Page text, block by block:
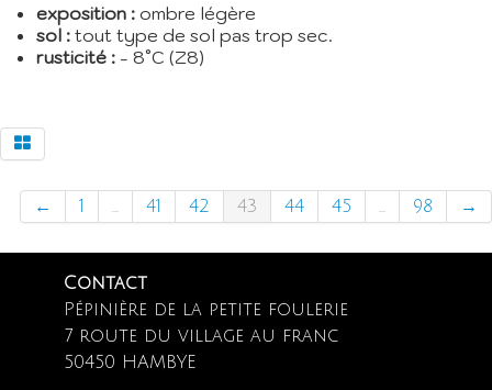
exposition : ombre légère
sol : tout type de sol pas trop sec.
rusticité : - 8°C (Z8)
← 1 ... 41 42 43 44 45 ... 98 →
Contact
Pépinière de la petite foulerie
7 route du village au franc
50450 HAMBYE